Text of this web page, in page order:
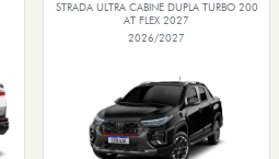
STRADA ULTRA CABINE DUPLA TURBO 200
AT FLEX 2027
2026/2027